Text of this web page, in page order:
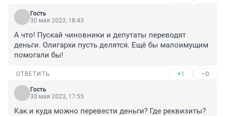
Гость
30 мая 2023, 18:43
А что! Пускай чиновники и депутаты переводят
деньги. Олигархи пусть делятся. Ещё бы малоимущим
помогали бы!
ОТВЕТИТЬ +1 –0
Гость
30 мая 2023, 17:55
Как и куда можно перевести деньги? Где реквизиты?